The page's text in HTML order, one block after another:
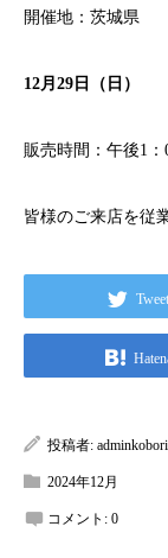
開催地：茨城県
12月29日（日）
販売時間：午後1：
皆様のご来店を従
Tweet
投稿者: adminkobori
2024年12月
コメント: 0